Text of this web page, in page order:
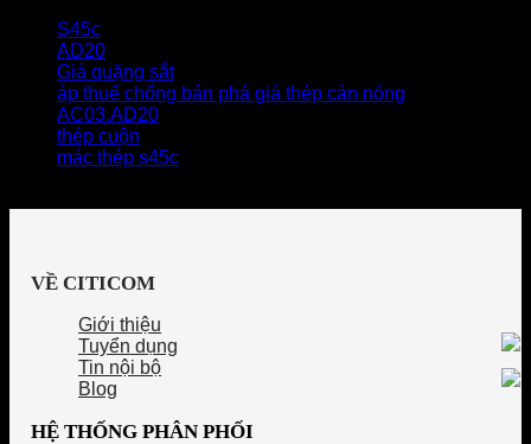
S45c
AD20
Giá quặng sắt
áp thuế chống bán phá giá thép cán nóng
AC03.AD20
thép cuộn
mác thép s45c
VỀ CITICOM
Giới thiệu
Tuyển dụng
Tin nội bộ
Blog
HỆ THỐNG PHÂN PHỐI